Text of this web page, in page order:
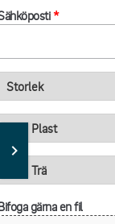
*
gärna en fil